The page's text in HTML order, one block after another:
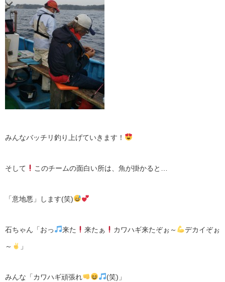
みんなバッチリ釣り上げていきます！
そして このチームの面白い所は、魚が掛かると…
「意地悪」します(笑)
石ちゃん「おっ 来た 来たぁ カワハギ来たぞぉ～ デカイぞぉ
～ 」
みんな「カワハギ頑張れ (笑)」